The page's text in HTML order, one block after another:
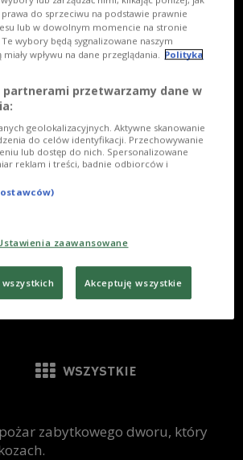
WSZYSTKIE
zabytkowego dworu, który
do sprzeciwu na podstawie prawnie
lub w dowolnym momencie na stronie
wybory będą sygnalizowane naszym
wpływu na dane przeglądania.
Polityka
partnerami przetwarzamy dane w
geolokalizacyjnych. Aktywne skanowanie
do celów identyfikacji. Przechowywanie
lub dostęp do nich. Spersonalizowane
reklam i treści, badnie odbiorców i
zaawansowane
Akceptuję wszystkie